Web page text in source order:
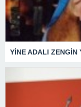
YİNE ADALI ZENGİN